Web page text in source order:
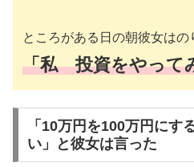
ところがある日の朝彼女はの
「私 投資をやって
「10万円を100万円にす
い」と彼女は言った